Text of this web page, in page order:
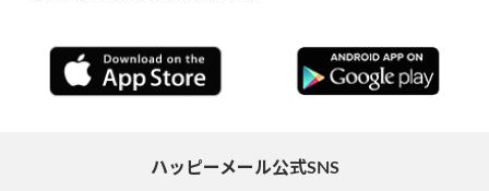
ハッピーメール公式SNS